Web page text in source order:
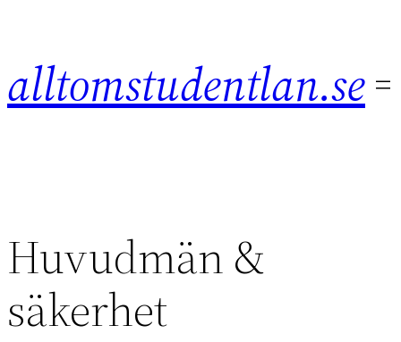
innehåll
alltomstudentlan.se
Huvudmän &
säkerhet